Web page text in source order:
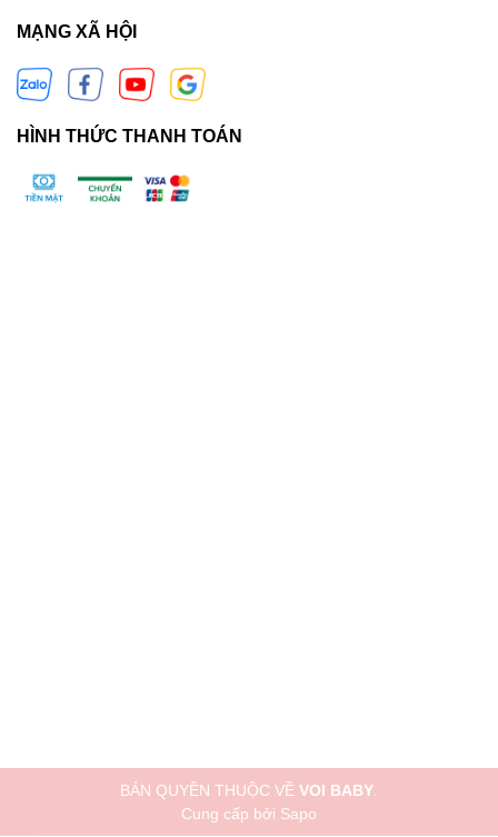
MẠNG XÃ HỘI
HÌNH THỨC THANH TOÁN
BẢN QUYỀN THUỘC VỀ VOI BABY.
Cung cấp bởi Sapo